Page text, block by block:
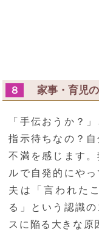
８ 家事・育児の
「手伝おうか？
指示待ちなの？
不満を感じます
ルで自発的にや
夫は「言われた
る」という認識
スに陥る大きな原